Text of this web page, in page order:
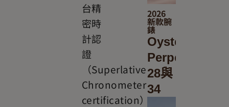
台精
密時
計認
證
（Superlative
Chronometer
certification）
2026
新款腕
錶
Oyster
Perpetual
28與
34